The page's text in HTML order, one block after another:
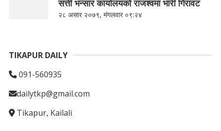
सत्ती भन्सार कार्यालयको राजश्वमा भारी गिरावट
२८ असार २०७९, मंगलवार ०९:२४
TIKAPUR DAILY
091-560935
dailytkp@gmail.com
Tikapur, Kailali